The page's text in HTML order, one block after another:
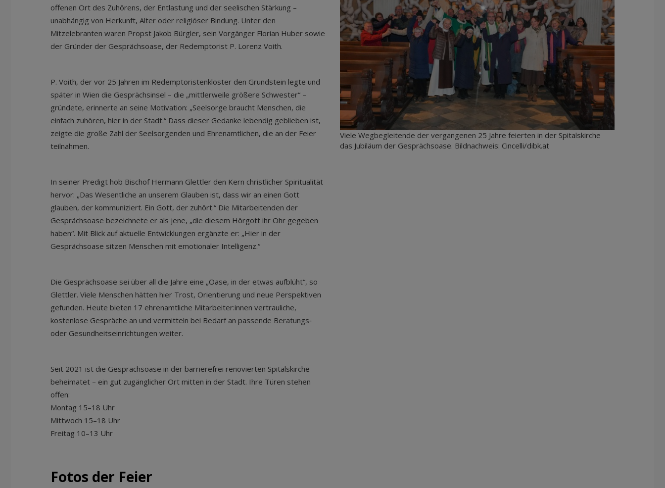
offenen Ort des Zuhörens, der Entlastung und der seelischen Stärkung –
unabhängig von Herkunft, Alter oder religiöser Bindung. Unter den
Mitzelebranten waren Propst Jakob Bürgler, sein Vorgänger Florian Huber sowie
der Gründer der Gesprächsoase, der Redemptorist P. Lorenz Voith.
P. Voith, der vor 25 Jahren im Redemptoristenkloster den Grundstein legte und
später in Wien die Gesprächsinsel – die „mittlerweile größere Schwester“ –
gründete, erinnerte an seine Motivation: „Seelsorge braucht Menschen, die
einfach zuhören, hier in der Stadt.“ Dass dieser Gedanke lebendig geblieben ist,
zeigte die große Zahl der Seelsorgenden und Ehrenamtlichen, die an der Feier
teilnahmen.
In seiner Predigt hob Bischof Hermann Glettler den Kern christlicher Spiritualität
hervor: „Das Wesentliche an unserem Glauben ist, dass wir an einen Gott
glauben, der kommuniziert. Ein Gott, der zuhört.“ Die Mitarbeitenden der
Gesprächsoase bezeichnete er als jene, „die diesem Hörgott ihr Ohr gegeben
haben“. Mit Blick auf aktuelle Entwicklungen ergänzte er: „Hier in der
Gesprächsoase sitzen Menschen mit emotionaler Intelligenz.“
Die Gesprächsoase sei über all die Jahre eine „Oase, in der etwas aufblüht“, so
Glettler. Viele Menschen hätten hier Trost, Orientierung und neue Perspektiven
gefunden. Heute bieten 17 ehrenamtliche Mitarbeiter:innen vertrauliche,
kostenlose Gespräche an und vermitteln bei Bedarf an passende Beratungs‑
oder Gesundheitseinrichtungen weiter.
Seit 2021 ist die Gesprächsoase in der barrierefrei renovierten Spitalskirche
beheimatet – ein gut zugänglicher Ort mitten in der Stadt. Ihre Türen stehen
offen:
Montag 15–18 Uhr
Mittwoch 15–18 Uhr
Freitag 10–13 Uhr
Viele Wegbegleitende der vergangenen 25 Jahre feierten in der Spitalskirche
das Jubiläum der Gesprächsoase. Bildnachweis: Cincelli/dibk.at
Fotos der Feier